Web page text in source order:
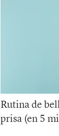
Rutina de
prisa (en 5